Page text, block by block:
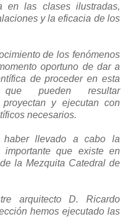
en las clases ilustradas,
y la eficacia de los
de los fenómenos
oportuno de dar a
de proceder en esta
pueden resultar
y ejecutan con
necesarios.
llevado a cabo la
importante que existe en
la Mezquita Catedral de
arquitecto D. Ricardo
hemos ejecutado las